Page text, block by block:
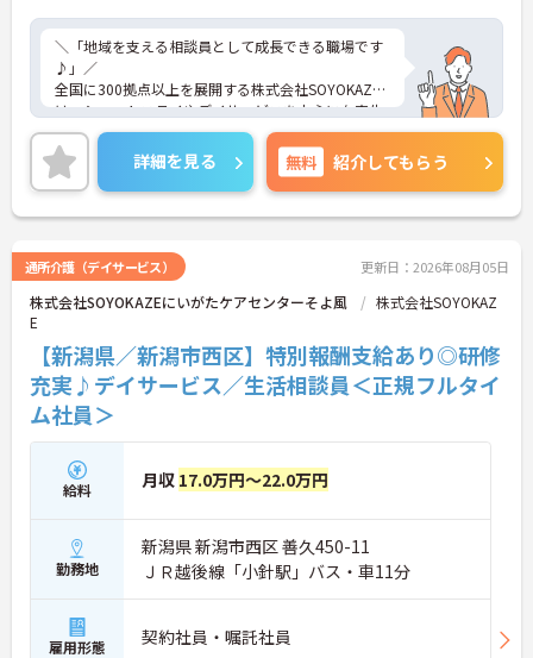
＼「地域を支える相談員として成長できる職場です
♪」／
全国に300拠点以上を展開する株式会社SOYOKAZE
は、ショートステイやデイサービスを中心に在宅生
活を支えるサービスを幅広く提供しています。ご利
用者様やご家族の意向を大切にしながら、相談業務
と現場支援がしっかり連動する体制を整えているの
が特徴です。医療機関や地域資源とも連携し、地域
での生活を続けるためのサポートに一貫して関われ
境が整っているので、これから相談員にチャレンジ
したい方にも安心の職場です。
■ 残業ほぼなしで無理なく働ける！
日々の働きやすさを大切にしている環境です。
・シフト制で毎月の公休をしっかり確保
・年間休日107日＋リフレッシュ休暇あり
■ 未経験から相談員デビューOK！
初めての方も安心してスタートできます。
・資格があれば未経験から挑戦可能
・OJT中心で先輩がしっかりフォロー
・研修や面談で継続的にスキルアップ
→ 一歩ずつ成長できる体制が整っています
詳細を見る 無料 紹介してもらう
通所介護（デイサービス） 更新日：2026年08月05日
株式会社SOYOKAZEにいがたケアセンターそよ風
株式会社SOYOKAZ
E
【新潟県／新潟市西区】特別報酬支給あり◎研修
充実♪デイサービス／生活相談員＜正規フルタイ
ム社員＞
給料 月収 17.0万円～22.0万円
勤務地
新潟県 新潟市西区 善久450-11
ＪＲ越後線「小針駅」バス・車11分
雇用形態 契約社員・嘱託社員